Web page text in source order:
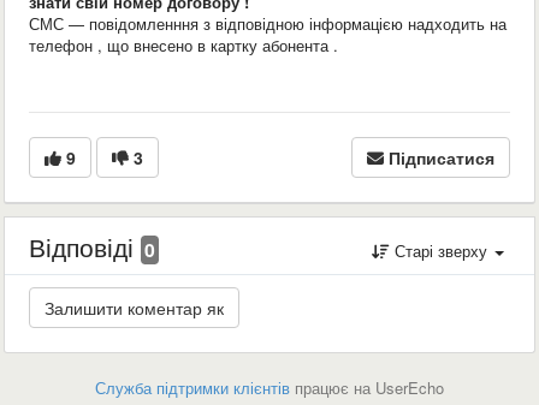
СМС — повідомленння з відповідною інформацією надходить на
телефон , що внесено в картку абонента .
9 3 Підписатися
Відповіді 0 Старі зверху
Служба підтримки клієнтів працює на UserEcho